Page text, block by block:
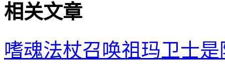
相关文章
嗜魂法杖召唤祖玛卫士